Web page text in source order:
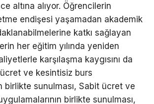
altına alıyor. Öğrencilerin
endişesi yaşamadan akademik
katkı sağlayan
her eğitim yılında yeniden
karşılaşma kaygısını da
ve kesintisiz burs
birlikte sunulması, Sabit ücret ve
birlikte sunulması,